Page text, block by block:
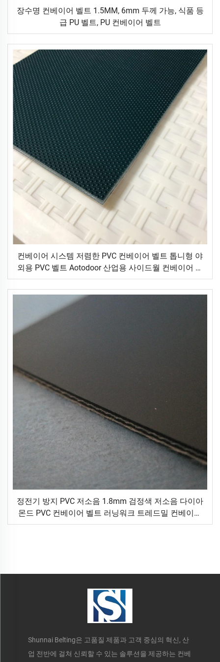
장수명 컨베이어 벨트 1.5MM, 6mm 두께 가능, 식품 등
급 PU 벨트, PU 컨베이어 벨트
컨베이어 시스템 저렴한 PVC 컨베이어 벨트 톱니형 야
외용 PVC 벨트 Aotodoor 산업용 사이드월 컨베이어 벨
트
정전기 방지 PVC 저소음 1.8mm 검정색 저소음 다이아
몬드 PVC 컨베이어 벨트 러닝워크 트레드밀 컨베이어
벨트
Shunnai Belting은 고품질 제품과 고객 중심의 혁신, 산
업 전반에 걸쳐 신뢰할 수 있는 솔루션을 제공하는 컨베